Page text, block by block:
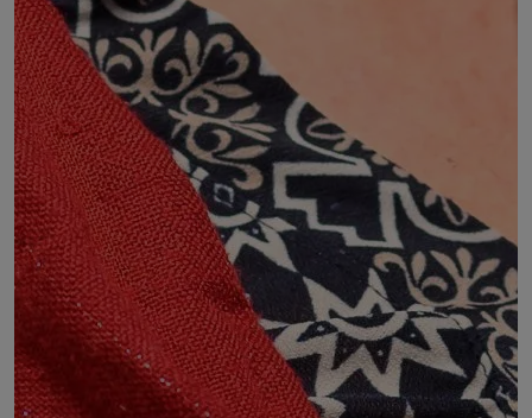
Représentante du CJD Auvergne-Rhône-Alpes
DÉSIGNÉ PAR :
Accord entre :
le Centre des jeunes dirigeants d'entreprises
Rhône-Alpes
le Centre des jeunes dirigeants d'entreprises
Auvergne
COMMISSIONS :
Commission 3 : Orientation, éducation, formation et